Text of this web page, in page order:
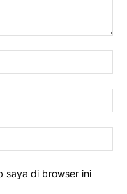
saya di browser ini